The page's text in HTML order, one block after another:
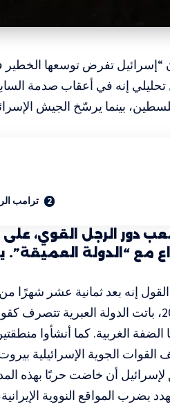
“إسرائيل تفرض توسعها
إنه في أعقاب صدمة
بينما يرسّخ الجيش
ترامب
دور الرجل القوي،
مع “الدولة العميقة”.
إنه بعد ثمانية عشر شهرًا
أكتوبر/تشرين الأول عام 2023، باتت الدولة
الغربية. كما أنشأوا
الجوية الإسرائيلية
أن خاضت حربًا بهذه
بضرب المواقع النووية